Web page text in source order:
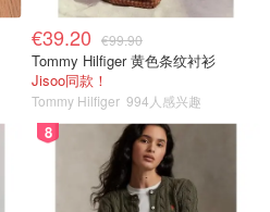
€39.20 €99.90
Tommy Hilfiger 黄色条纹衬衫
Jisoo同款！
Tommy Hilfiger 994人感兴趣
8